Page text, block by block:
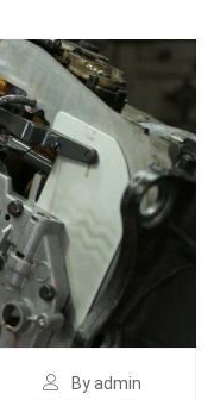
By admin